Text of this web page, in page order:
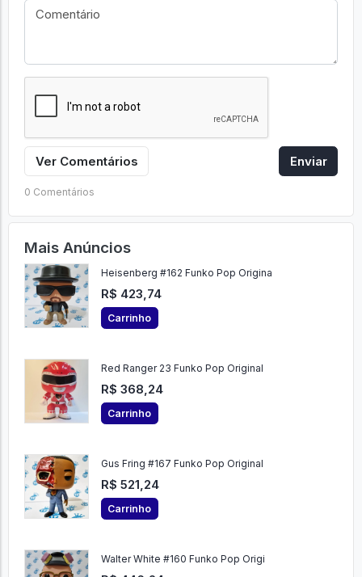
Ver Comentários Enviar
0 Comentários
Mais Anúncios
Heisenberg #162 Funko Pop Origina
R$ 423,74
Carrinho
Red Ranger 23 Funko Pop Original
R$ 368,24
Carrinho
Gus Fring #167 Funko Pop Original
R$ 521,24
Carrinho
Walter White #160 Funko Pop Origi